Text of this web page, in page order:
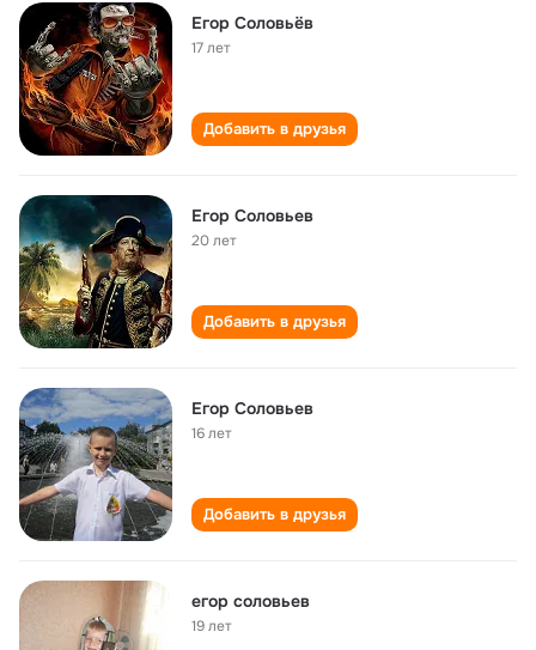
Егор Соловьёв
17 лет
Добавить в друзья
Егор Соловьев
20 лет
Добавить в друзья
Егор Соловьев
16 лет
Добавить в друзья
егор соловьев
19 лет